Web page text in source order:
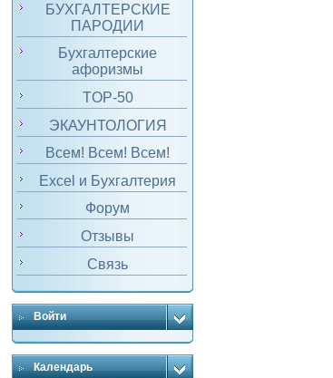
БУХГАЛТЕРСКИЕ
ПАРОДИИ
Бухгалтерские
афоризмы
TOP-50
ЭКАУНТОЛОГИЯ
Всем! Всем! Всем!
Excel и Бухгалтерия
Форум
Отзывы
Связь
Войти
Календарь